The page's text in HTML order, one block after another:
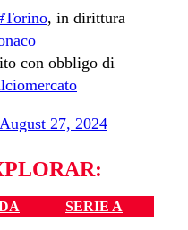
, in dirittura
con obbligo di
August 27, 2024
SERIE A